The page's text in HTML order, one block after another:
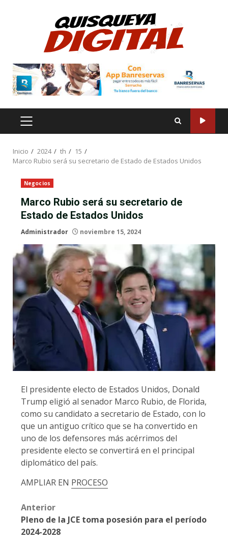
MENÚ
PRINCIPAL
Inicio 2024 th
15
Marco Rubio será su secretario de Estado de Estados Unidos
Negocios
Marco Rubio será su secretario de
Estado de Estados Unidos
Administrador noviembre 15, 2024
El presidente electo de Estados Unidos, Donald
Trump eligió al senador Marco Rubio, de Florida,
como su candidato a secretario de Estado, con lo
que un antiguo crítico que se ha convertido en
uno de los defensores más acérrimos del
presidente electo se convertirá en el principal
diplomático del país.
AMPLIAR EN PROCESO
Post
navigation
Anterior
Pleno de la JCE toma posesión para el período
2024-2028